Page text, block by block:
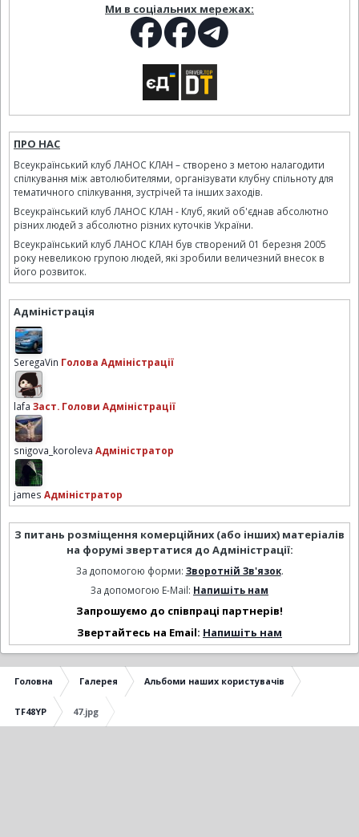
Ми в соціальних мережах:
ПРО НАС
Всеукраїнський клуб ЛАНОС КЛАН – створено з метою налагодити
спілкування між автолюбителями, організувати клубну спільноту для
тематичного спілкування, зустрічей та інших заходів.
Всеукраїнський клуб ЛАНОС КЛАН - Клуб, який об'єднав абсолютно
різних людей з абсолютно різних куточків України.
Всеукраїнський клуб ЛАНОС КЛАН був створений 01 березня 2005
року невеликою групою людей, які зробили величезний внесок в
його розвиток.
Адміністрація
SeregaVin Голова Адміністрації
lafa Заст. Голови Адміністрації
snigova_koroleva Адміністратор
james Адміністратор
З питань розміщення комерційних (або інших) матеріалів
на форумі звертатися до Адміністрації:
За допомогою форми: Зворотній Зв'язок.
За допомогою E-Mail: Напишіть нам
Запрошуємо до співпраці партнерів!
Звертайтесь на Email: Напишіть нам
Головна Галерея Альбоми наших користувачів
TF48YP 47.jpg